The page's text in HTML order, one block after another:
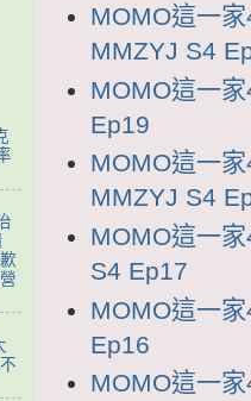
MOMO這一
MMZYJ S4
MOMO這一
Ep19
MOMO這一
MMZYJ S4
MOMO這一
S4 Ep17
MOMO這一
Ep16
MOMO這一